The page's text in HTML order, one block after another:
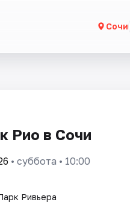
Сочи
Рио в Сочи
• суббота • 10:00
Ривьера